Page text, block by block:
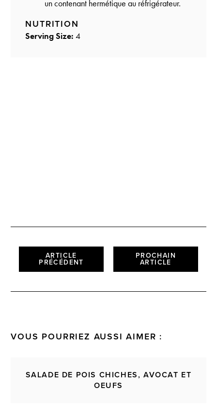
un contenant hermétique au réfrigérateur.
NUTRITION
Serving Size: 4
ARTICLE
PRÉCÉDENT
PROCHAIN
ARTICLE
VOUS POURRIEZ AUSSI AIMER :
SALADE DE POIS CHICHES, AVOCAT ET
OEUFS